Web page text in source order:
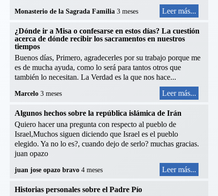
Monasterio de la Sagrada Familia 3 meses Leer más...
¿Dónde ir a Misa o confesarse en estos días? La cuestión
acerca de dónde recibir los sacramentos en nuestros
tiempos
Buenos días, Primero, agradecerles por su trabajo porque me
es de mucha ayuda, como lo será para tantos otros que
también lo necesitan. La Verdad es la que nos hace...
Marcelo 3 meses Leer más...
Algunos hechos sobre la república islámica de Irán
Quiero hacer una pregunta con respecto al pueblo de
Israel,Muchos siguen diciendo que Israel es el pueblo
elegido. Ya no lo es?, cuando dejo de serlo? muchas gracias.
juan opazo
juan jose opazo bravo 4 meses Leer más...
Historias personales sobre el Padre Pío